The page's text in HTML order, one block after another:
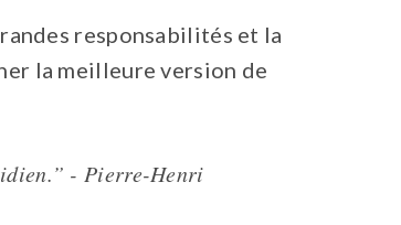
responsabilités et la
la meilleure version de
- Pierre-Henri